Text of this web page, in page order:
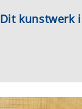
Dit kunstwerk